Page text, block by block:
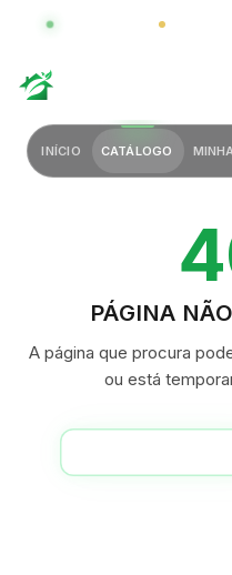
GLOBAL
INÍCIO CATÁLOGO
PÁGINA
A página que procura
ou está